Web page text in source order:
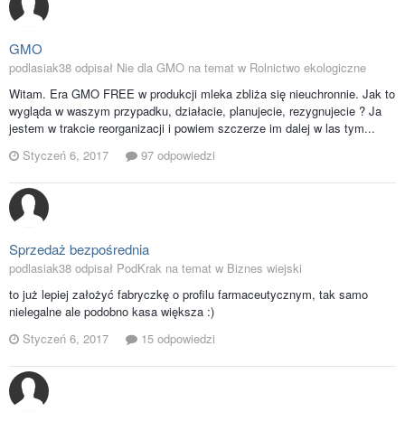
GMO
podlasiak38 odpisał Nie dla GMO na temat w Rolnictwo ekologiczne
Witam. Era GMO FREE w produkcji mleka zbliża się nieuchronnie. Jak to
wygląda w waszym przypadku, działacie, planujecie, rezygnujecie ? Ja
jestem w trakcie reorganizacji i powiem szczerze im dalej w las tym...
Styczeń 6, 2017
97 odpowiedzi
Sprzedaż bezpośrednia
podlasiak38 odpisał PodKrak na temat w Biznes wiejski
to już lepiej założyć fabryczkę o profilu farmaceutycznym, tak samo
nielegalne ale podobno kasa większa :)
Styczeń 6, 2017
15 odpowiedzi